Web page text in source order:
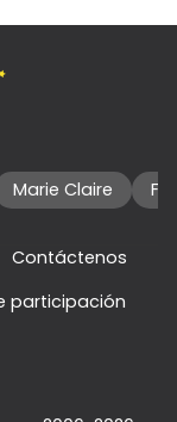
Marie Claire
Contáctenos
participación